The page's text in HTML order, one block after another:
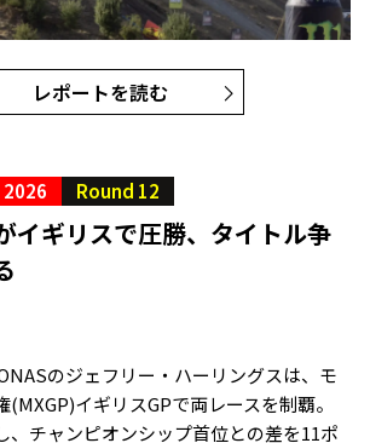
レポートを読む
2026 Round 12
イギリスで圧勝、タイトル争
のジェフリー・ハーリングスは、モ
(MXGP)イギリスGPで両レースを制覇。
、チャンピオンシップ首位との差を11ポ